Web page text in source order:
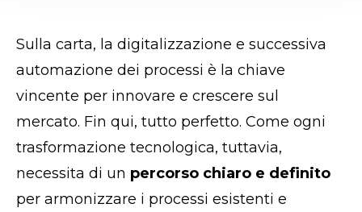
Sulla carta, la digitalizzazione e successiva
automazione dei processi è la chiave
vincente per innovare e crescere sul
mercato. Fin qui, tutto perfetto. Come ogni
trasformazione tecnologica, tuttavia,
necessita di un percorso chiaro e definito
per armonizzare i processi esistenti e